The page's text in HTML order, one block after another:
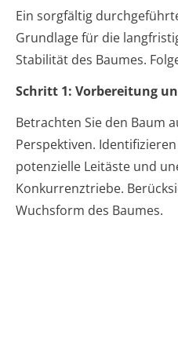
Ein sorgfältig
Grundlage für die
Stabilität des Baumes.
Schritt 1: Vorbereitung
Betrachten Sie den Baum
Perspektiven.
potenzielle Leitäste und
Konkurrenztriebe.
Wuchsform des Baumes.